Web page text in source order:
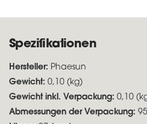
Spezifikationen
Hersteller: Phaesun
Gewicht: 0,10 (kg)
Gewicht inkl. Verpackung: 0,10
Abmessungen der Verpackung: